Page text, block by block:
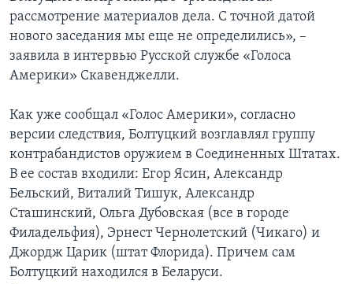
рассмотрение материалов дела. С точной датой
нового заседания мы еще не определились», –
заявила в интервью Русской службе «Голоса
Америки» Скавенджелли.
Как уже сообщал «Голос Америки», согласно
версии следствия, Болтуцкий возглавлял группу
контрабандистов оружием в Соединенных Штатах.
В ее состав входили: Егор Ясин, Александр
Бельский, Виталий Тишук, Александр
Сташинский, Ольга Дубовская (все в городе
Филадельфия), Эрнест Чернолетский (Чикаго) и
Джордж Царик (штат Флорида). Причем сам
Болтуцкий находился в Беларуси.